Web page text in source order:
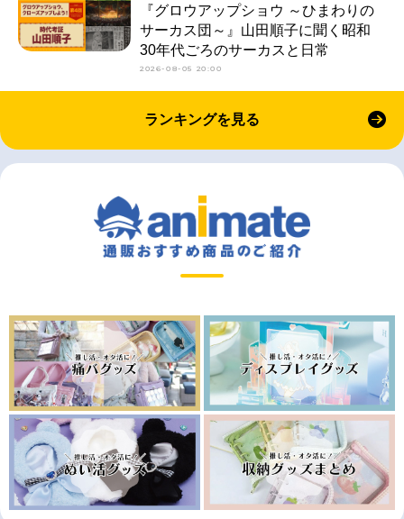
『グロウアップショウ ～ひまわりの
サーカス団～』山田順子に聞く昭和
30年代ごろのサーカスと日常
2026-08-05 20:00
ランキングを見る